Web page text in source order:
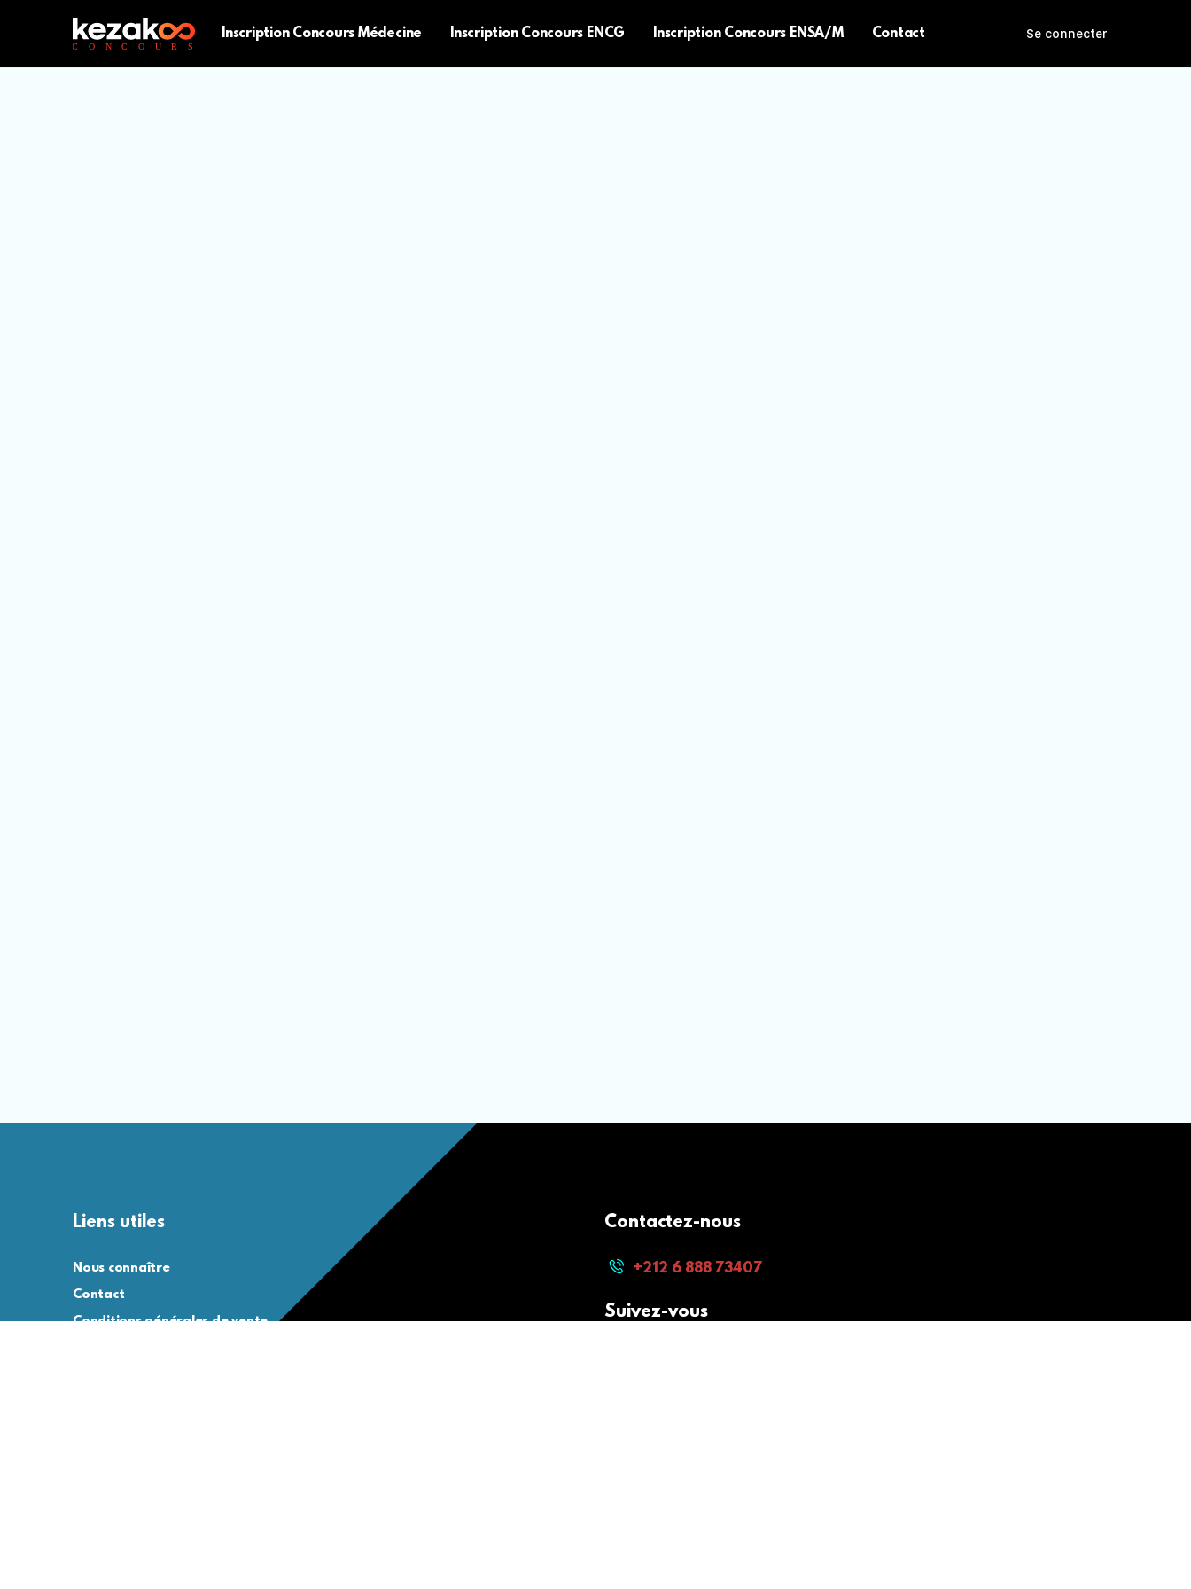
Inscription Concours Médecine Inscription Concours ENCG Inscription Concours ENSA/M Contact Se connecter
Liens utiles
Nous connaître
Contact
Conditions générales de vente
Contactez-nous
+212 6 888 73407
Suivez-vous